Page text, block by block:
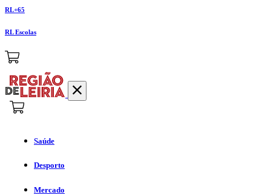
RL+65
RL Escolas
Saúde
Desporto
Mercado